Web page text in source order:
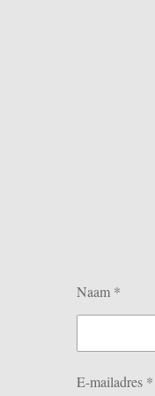
Naam *
E-mailadres *